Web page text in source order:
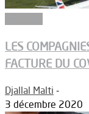
LES
FACTURE DU
Djallal Malti -
3 décembre 2020